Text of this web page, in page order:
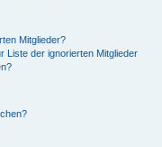
Mitglieder?
Liste der ignorierten Mitglieder